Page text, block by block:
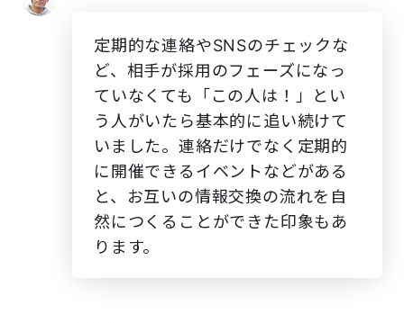
定期的な連絡やSNSのチェックな
ど、相手が採用のフェーズになっ
ていなくても「この人は！」とい
う人がいたら基本的に追い続けて
いました。連絡だけでなく定期的
に開催できるイベントなどがある
と、お互いの情報交換の流れを自
然につくることができた印象もあ
ります。